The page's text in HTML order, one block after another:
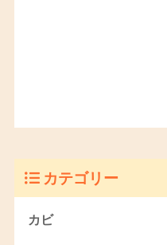
カテゴリー
カビ